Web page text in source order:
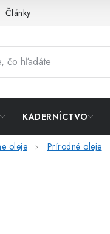
Články
KADERNÍCTVO
oleje Prírodné oleje